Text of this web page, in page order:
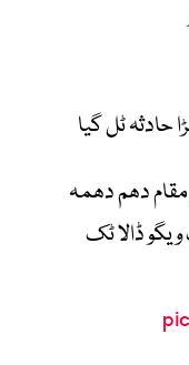
حادثہ ٹل گیا
مقام دھم دھمہ
ڈالا ٹک